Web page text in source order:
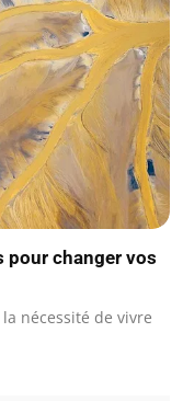
pour changer vos
nécessité de vivre